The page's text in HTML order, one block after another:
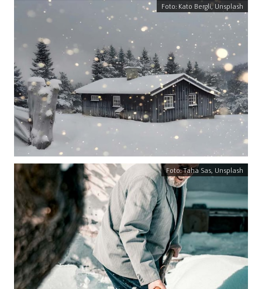
Foto: Kato Bergli, Unsplash
Foto: Taha Sas, Unsplash